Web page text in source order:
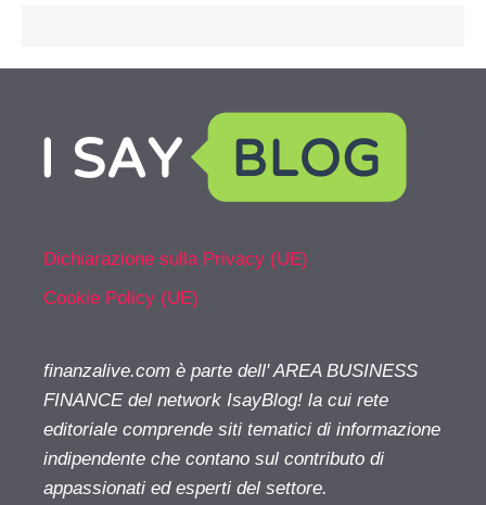
Dichiarazione sulla Privacy (UE)
Cookie Policy (UE)
finanzalive.com è parte dell' AREA BUSINESS
FINANCE del network IsayBlog! la cui rete
editoriale comprende siti tematici di informazione
indipendente che contano sul contributo di
appassionati ed esperti del settore.